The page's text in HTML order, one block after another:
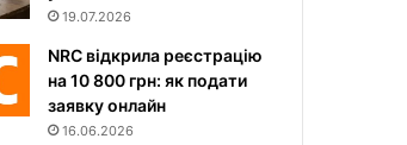
19.07.2026
NRC відкрила реєстрацію
на 10 800 грн: як подати
заявку онлайн
16.06.2026